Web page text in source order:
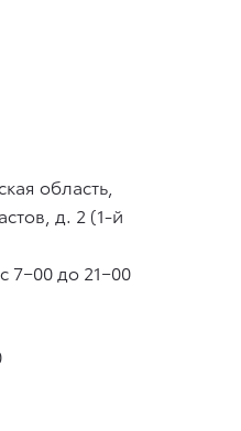
область,
д. 2 (1-й
7−00 до 21−00